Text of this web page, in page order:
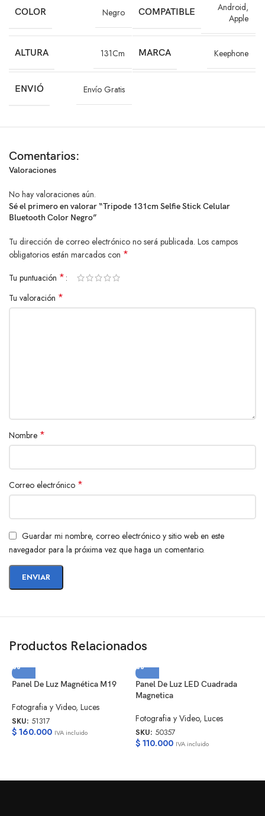
Diseño estable y antideslizante para evitar vibraciones.
Perfecto para viajes, grabaciones, transmisiones y fotografía diaria.
– Trípode Selfie Stick Keephone 131cm
. Control remoto Bluetooth
Con el Trípode Selfie Stick Bluetooth Keephone llevarás tus capturas al
profesional en un solo accesorio. Ideal para creadores de contenido,
influencers, viajeros y amantes de la fotografía.
COLOR Negro COMPATIBLE Android,
Apple
ALTURA 131Cm MARCA Keephone
ENVIÓ Envío Gratis
Comentarios:
Valoraciones
No hay valoraciones aún.
Sé el primero en valorar “Tripode 131cm Selfie Stick Celular
Bluetooth Color Negro”
Tu dirección de correo electrónico no será publicada. Los campos
obligatorios están marcados con *
Tu puntuación *
Tu valoración *
Nombre *
Correo electrónico *
Guardar mi nombre, correo electrónico y sitio web en este
navegador para la próxima vez que haga un comentario.
Productos Relacionados
Panel De Luz Magnética M19
Fotografia y Video, Luces
SKU: 51317
$ 160.000 IVA incluido
Panel De Luz LED Cuadrada
Magnetica
Fotografia y Video, Luces
SKU: 50357
$110.000 IVA incluido